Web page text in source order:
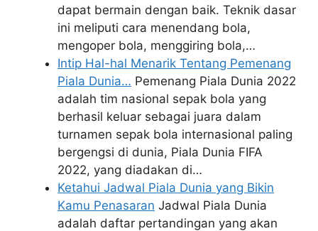
dapat bermain dengan baik. Teknik dasar
ini meliputi cara menendang bola,
mengoper bola, menggiring bola,…
Intip Hal-hal Menarik Tentang Pemenang
Piala Dunia… Pemenang Piala Dunia 2022
adalah tim nasional sepak bola yang
berhasil keluar sebagai juara dalam
turnamen sepak bola internasional paling
bergengsi di dunia, Piala Dunia FIFA
2022, yang diadakan di…
Ketahui Jadwal Piala Dunia yang Bikin
Kamu Penasaran Jadwal Piala Dunia
adalah daftar pertandingan yang akan